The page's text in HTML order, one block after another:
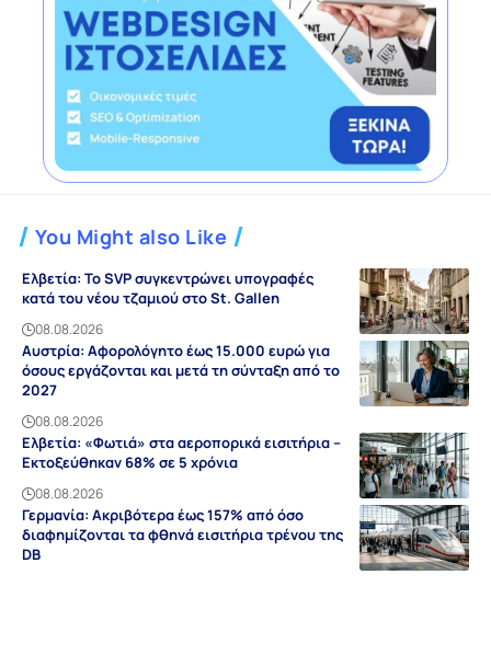
You Might also Like
Ελβετία: Το SVP συγκεντρώνει υπογραφές
κατά του νέου τζαμιού στο St. Gallen
08.08.2026
Αυστρία: Αφορολόγητο έως 15.000 ευρώ για
όσους εργάζονται και μετά τη σύνταξη από το
2027
08.08.2026
Ελβετία: «Φωτιά» στα αεροπορικά εισιτήρια –
Εκτοξεύθηκαν 68% σε 5 χρόνια
08.08.2026
Γερμανία: Ακριβότερα έως 157% από όσο
διαφημίζονται τα φθηνά εισιτήρια τρένου της
DB